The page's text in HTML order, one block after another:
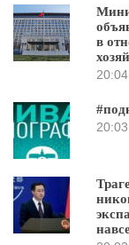
в
20:04
20:03